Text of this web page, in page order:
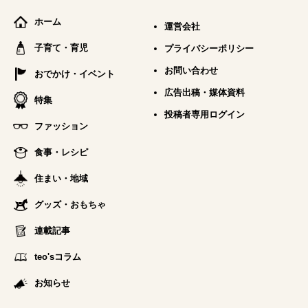
ホーム
子育て・育児
おでかけ・イベント
特集
ファッション
食事・レシピ
住まい・地域
グッズ・おもちゃ
連載記事
teo'sコラム
お知らせ
運営会社
プライバシーポリシー
お問い合わせ
広告出稿・媒体資料
投稿者専用ログイン